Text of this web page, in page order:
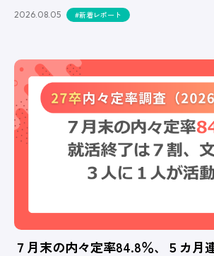
2026.08.05 #新着レポート
７月末の内々定率84.8％、５カ月